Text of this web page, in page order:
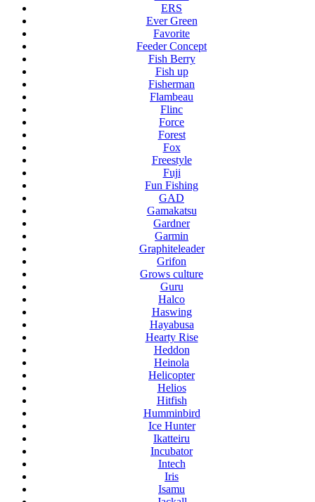
ERS
Ever Green
Favorite
Feeder Concept
Fish Berry
Fish up
Fisherman
Flambeau
Flinc
Force
Forest
Fox
Freestyle
Fuji
Fun Fishing
GAD
Gamakatsu
Gardner
Garmin
Graphiteleader
Grifon
Grows culture
Guru
Halco
Haswing
Hayabusa
Hearty Rise
Heddon
Heinola
Helicopter
Helios
Hitfish
Humminbird
Ice Hunter
Ikatteiru
Incubator
Intech
Iris
Isamu